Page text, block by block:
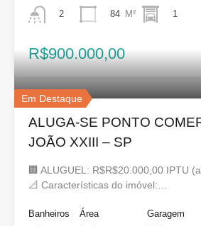
2
84 M²
1
R$900.000,00
Em Destaque
ALUGA-SE PONTO
JOÃO XXIII – SP
🏢 ALUGUEL: R$R$20.000,00 IPTU
📐 Características do imóvel:…
Banheiros
Área
Garagem